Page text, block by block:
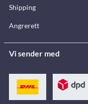
Shipping
Angrerett
Vi sender med